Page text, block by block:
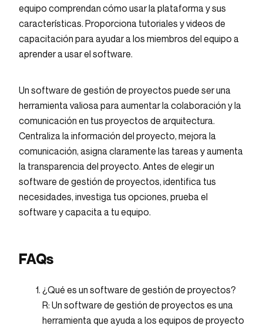
equipo comprendan cómo usar la plataforma y sus
características. Proporciona tutoriales y videos de
capacitación para ayudar a los miembros del equipo a
aprender a usar el software.
Un software de gestión de proyectos puede ser una
herramienta valiosa para aumentar la colaboración y la
comunicación en tus proyectos de arquitectura.
Centraliza la información del proyecto, mejora la
comunicación, asigna claramente las tareas y aumenta
la transparencia del proyecto. Antes de elegir un
software de gestión de proyectos, identifica tus
necesidades, investiga tus opciones, prueba el
software y capacita a tu equipo.
FAQs
¿Qué es un software de gestión de proyectos?
R: Un software de gestión de proyectos es una
herramienta que ayuda a los equipos de proyecto